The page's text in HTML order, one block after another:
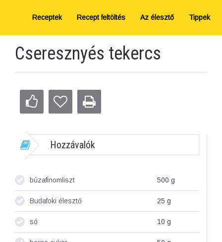
Receptek Recept feltöltés Az élesztő Tippek
Cseresznyés tekercs
Hozzávalók
búzafinomliszt 500 g
Budafoki élesztő 25 g
só 10 g